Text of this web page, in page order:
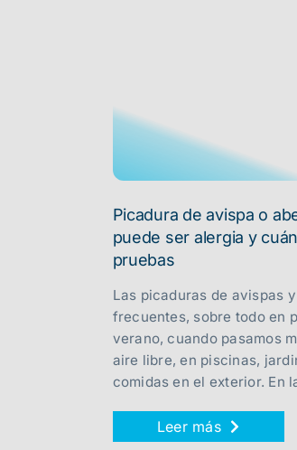
Picadura de avispa o
puede ser alergia y
pruebas
Las picaduras de avispas
frecuentes, sobre todo en
verano, cuando pasamos
aire libre, en piscinas,
comidas en el exterior. En
Leer más